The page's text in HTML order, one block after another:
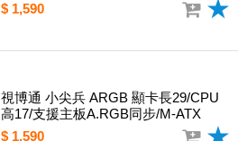
$ 1,590
視博通 小尖兵 ARGB 顯卡長29/CPU
高17/支援主板A.RGB同步/M-ATX
$ 1,590